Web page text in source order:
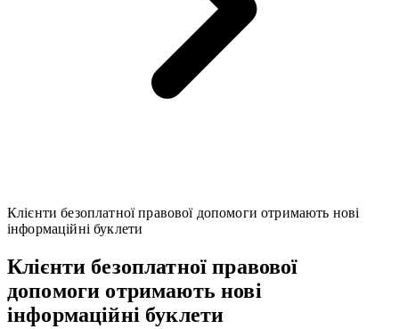
Клієнти безоплатної правової допомоги отримають нові
інформаційні буклети
Клієнти безоплатної правової
допомоги отримають нові
інформаційні буклети